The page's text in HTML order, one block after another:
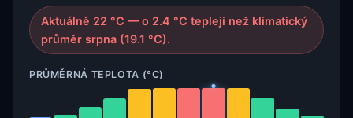
Aktuálně 22 °C — o 2.4 °C tepleji než klimatický
průměr srpna (19.1 °C).
PRŮMĚRNÁ TEPLOTA (°C)